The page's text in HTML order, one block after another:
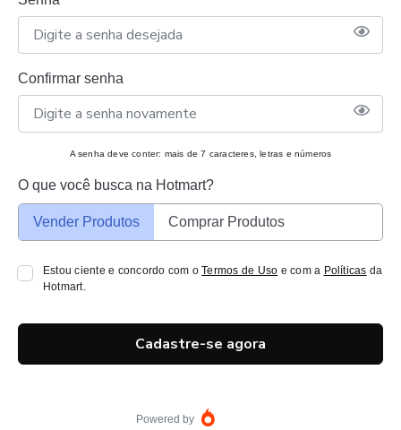
Confirmar senha
A senha deve conter: mais de 7 caracteres, letras e números
O que você busca na Hotmart?
Vender Produtos Comprar Produtos
Estou ciente e concordo com oTermos de Uso e com a Políticas da
Hotmart.
Cadastre-se agora
Powered by